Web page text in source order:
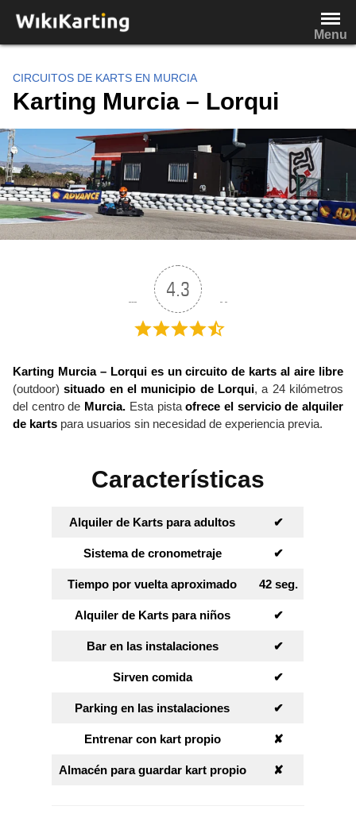
contenido
Menu
CIRCUITOS DE KARTS EN MURCIA
Karting Murcia – Lorqui
4.3
Karting Murcia – Lorqui es un circuito de karts al aire libre
(outdoor)situado en el municipio de Lorqui, a 24 kilómetros
del centro de Murcia. Esta pistaofrece el servicio de alquiler
de karts para usuarios sin necesidad de experiencia previa.
Características
Alquiler de Karts para adultos ✔︎
Sistema de cronometraje ✔︎
Tiempo por vuelta aproximado 42 seg.
Alquiler de Karts para niños ✔︎
Bar en las instalaciones ✔︎
Sirven comida ✔︎
Parking en las instalaciones ✔︎
Entrenar con kart propio ✘︎
Almacén para guardar kart propio ✘︎